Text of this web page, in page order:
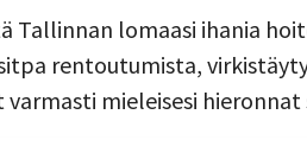
Tallinnan lomaasi ihania
rentoutumista,
varmasti mieleisesi